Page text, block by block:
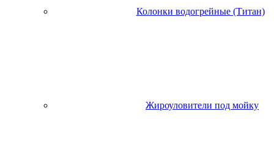
Колонки водогрейные (Титан)
Жироуловители под мойку